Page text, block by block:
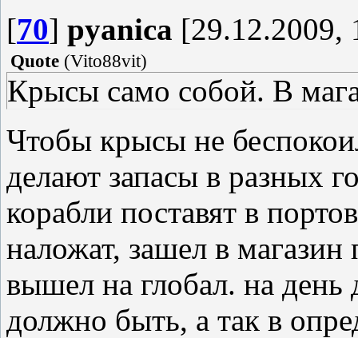
[70] pyanica [29.12.2009,
Quote (Vito88vit)
Крысы само собой. В
Чтобы крысы не
делают запасы в разных
корабли поставят в
наложат, зашел в
вышел на глобал. на день
должно быть, а так в